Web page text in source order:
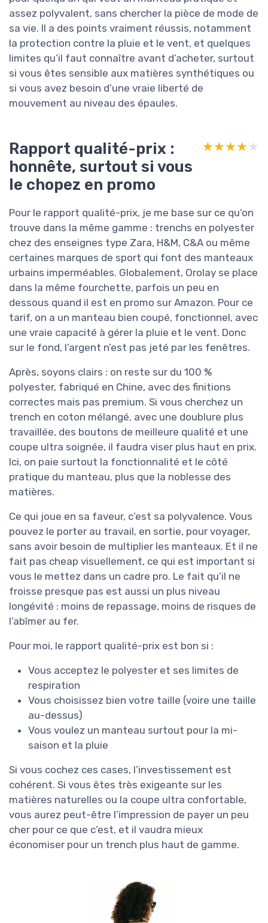
assez polyvalent, sans chercher la pièce de mode de
sa vie. Il a des points vraiment réussis, notamment
la protection contre la pluie et le vent, et quelques
limites qu’il faut connaître avant d’acheter, surtout
si vous êtes sensible aux matières synthétiques ou
si vous avez besoin d’une vraie liberté de
mouvement au niveau des épaules.
Rapport qualité-prix :
honnête, surtout si vous
le chopez en promo
★★★★★
★★★★★
Pour le rapport qualité-prix, je me base sur ce qu’on
trouve dans la même gamme : trenchs en polyester
chez des enseignes type Zara, H&M, C&A ou même
certaines marques de sport qui font des manteaux
urbains imperméables. Globalement, Orolay se place
dans la même fourchette, parfois un peu en
dessous quand il est en promo sur Amazon. Pour ce
tarif, on a un manteau bien coupé, fonctionnel, avec
une vraie capacité à gérer la pluie et le vent. Donc
sur le fond, l’argent n’est pas jeté par les fenêtres.
Après, soyons clairs : on reste sur du 100 %
polyester, fabriqué en Chine, avec des finitions
correctes mais pas premium. Si vous cherchez un
trench en coton mélangé, avec une doublure plus
travaillée, des boutons de meilleure qualité et une
coupe ultra soignée, il faudra viser plus haut en prix.
Ici, on paie surtout la fonctionnalité et le côté
pratique du manteau, plus que la noblesse des
matières.
Ce qui joue en sa faveur, c’est sa polyvalence. Vous
pouvez le porter au travail, en sortie, pour voyager,
sans avoir besoin de multiplier les manteaux. Et il ne
fait pas cheap visuellement, ce qui est important si
vous le mettez dans un cadre pro. Le fait qu’il ne
froisse presque pas est aussi un plus niveau
longévité : moins de repassage, moins de risques de
l’abîmer au fer.
Pour moi, le rapport qualité-prix est bon si :
Vous acceptez le polyester et ses limites de
respiration
Vous choisissez bien votre taille (voire une taille
au-dessus)
Vous voulez un manteau surtout pour la mi-
saison et la pluie
Si vous cochez ces cases, l’investissement est
cohérent. Si vous êtes très exigeante sur les
matières naturelles ou la coupe ultra confortable,
vous aurez peut-être l’impression de payer un peu
cher pour ce que c’est, et il vaudra mieux
économiser pour un trench plus haut de gamme.